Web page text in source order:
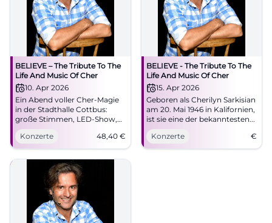
BELIEVE – The Tribute To The
Life And Music Of Cher
10. Apr 2026
Ein Abend voller Cher-Magie
in der Stadthalle Cottbus:
große Stimmen, LED-Show,
ikonische Hits. Freitag,
10.04.2026, 19:30 Uhr, Tickets
ab 48,40 €. Erleben,
mitsingen, staunen.
#CottbusLive
Konzerte 48,40 €
BELIEVE - The Tribute To The
Life And Music Of Cher
15. Apr 2026
Geboren als Cherilyn Sarkisian
am 20. Mai 1946 in Kalifornien,
ist sie eine der bekanntesten...
Konzerte
€